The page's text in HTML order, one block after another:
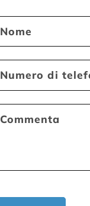
Nome
Numero di
Commenta